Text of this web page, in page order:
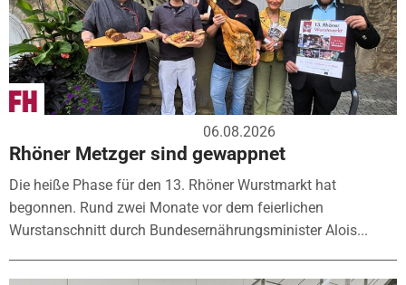
06.08.2026
Rhöner Metzger sind gewappnet
Die heiße Phase für den 13. Rhöner Wurstmarkt hat
begonnen. Rund zwei Monate vor dem feierlichen
Wurstanschnitt durch Bundesernährungsminister Alois...